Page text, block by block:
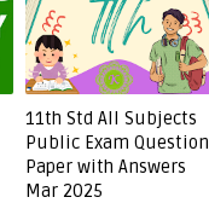
11th Std All Subjects
Public Exam Question
Paper with Answers
Mar 2025